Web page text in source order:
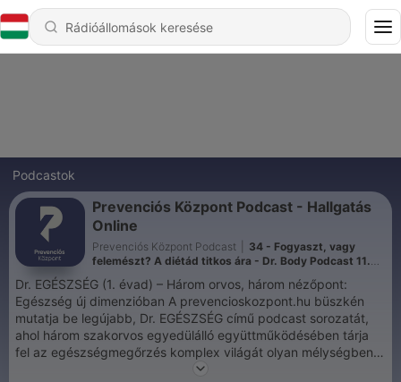
Podcastok
Prevenciós Központ Podcast - Hallgatás
Online
Prevenciós Központ Podcast
34 - Fogyaszt, vagy
felemészt? A diétád titkos ára - Dr. Body Podcast 11.
rész
Dr. EGÉSZSÉG (1. évad) – Három orvos, három nézőpont:
Egészség új dimenzióban A prevencioskozpont.hu büszkén
mutatja be legújabb, Dr. EGÉSZSÉG című podcast sorozatát,
ahol három szakorvos egyedülálló együttműködésében tárja
fel az egészségmegőrzés komplex világát olyan mélységben
és időkeretben, amire egy orvosi rendelőben sosem lenne